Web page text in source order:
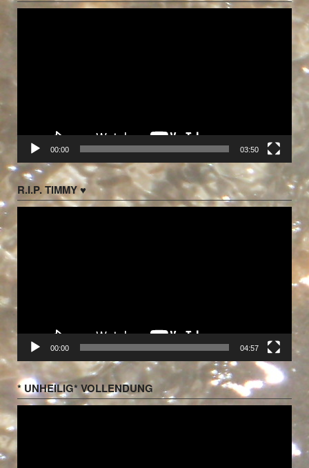
00:00 03:50
R.I.P. TIMMY ♥
00:00 04:57
* UNHEILIG* VOLLENDUNG